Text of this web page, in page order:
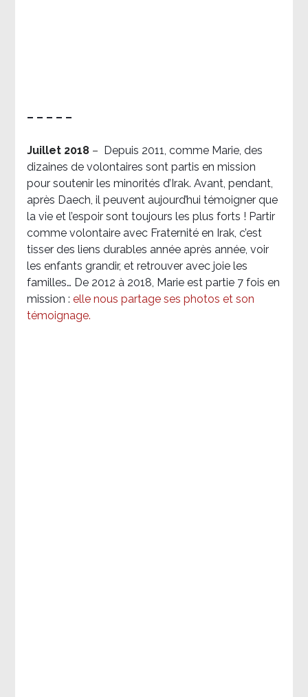
– – – – –
Juillet 2018 –
Depuis 2011, comme Marie, des
dizaines de volontaires sont partis en mission
pour soutenir les minorités d’Irak. Avant, pendant,
après Daech, il peuvent aujourd’hui témoigner que
la vie et l’espoir sont toujours les plus forts ! Partir
comme volontaire avec Fraternité en Irak, c’est
tisser des liens durables année après année, voir
les enfants grandir, et retrouver avec joie les
familles… De 2012 à 2018, Marie est partie 7 fois en
mission : elle nous partage ses photos et son
témoignage.